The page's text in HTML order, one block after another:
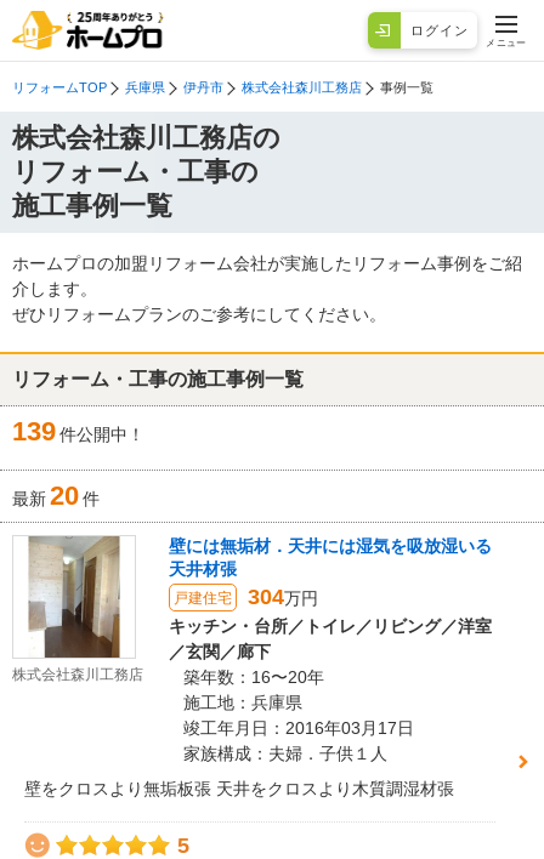
ログイン
メニュー
リフォームTOP 兵庫県 伊丹市 株式会社森川工務店 事例一覧
株式会社森川工務店の
リフォーム・工事の
施工事例一覧
ホームプロの加盟リフォーム会社が実施したリフォーム事例をご紹
介します。
ぜひリフォームプランのご参考にしてください。
リフォーム・工事の施工事例一覧
139件公開中！
最新20件
株式会社森川工務店
壁には無垢材．天井には湿気を吸放湿いる
天井材張
戸建住宅 304万円
キッチン・台所／トイレ／リビング／洋室
／玄関／廊下
築年数：16〜20年
施工地：兵庫県
竣工年月日：2016年03月17日
家族構成：夫婦．子供１人
壁をクロスより無垢板張 天井をクロスより木質調湿材張
5